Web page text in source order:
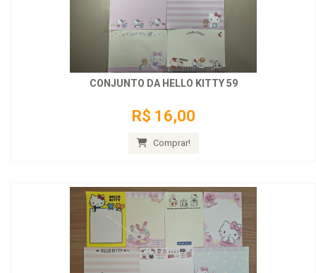
CONJUNTO DA HELLO KITTY 59
R$ 16,00
Comprar!